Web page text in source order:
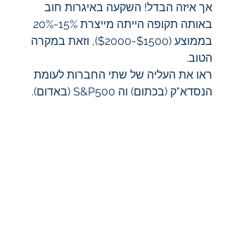
אך איזה הבדל! השקעה באיגרות חוב
בממוצע ($1500-$2000), וזאת במקרה
הטוב.
ראו את העליה של שתי החברות לעומת
הנסדא"ק (בכתום) וה S&P500 (באדום).